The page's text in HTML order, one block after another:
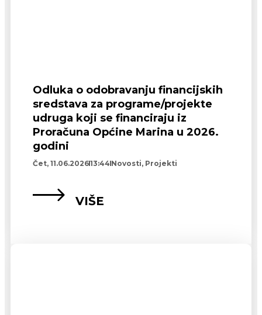
Odluka o odobravanju financijskih
sredstava za programe/projekte
udruga koji se financiraju iz
Proračuna Općine Marina u 2026.
godini
Čet, 11.06.202613:44 Novosti, Projekti
VIŠE